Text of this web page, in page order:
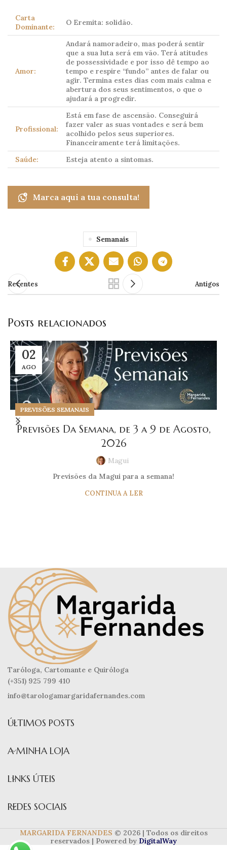
Carta
Dominante:
O Eremita: solidão.
Amor:
Andará namoradeiro, mas poderá sentir
que a sua luta será em vão. Terá atitudes
de possessividade e por isso dê tempo ao
tempo e respire “fundo” antes de falar ou
agir. Termina estes dias com mais calma e
abertura dos seus sentimentos, o que o
ajudará a progredir.
Profissional:
Está em fase de ascensão. Conseguirá
fazer valer as suas vontades e será bem
acolhido pelos seus superiores.
Financeiramente terá limitações.
Saúde:
Esteja atento a sintomas.
Marca aqui a tua consulta!
Semanais
Recentes Antigos
Posts relacionados
02
AGO
PREVISÕES SEMANAIS
Previsões Da Semana, de 3 a 9 de Agosto,
2026
Magui
Previsões da Magui para a semana!
CONTINUA A LER
Taróloga, Cartomante e Quiróloga
(+351) 925 799 410
info@tarologamargaridafernandes.com
ÚLTIMOS POSTS
A MINHA LOJA
LINKS ÚTEIS
REDES SOCIAIS
MARGARIDA FERNANDES © 2026 | Todos os direitos
reservados | Powered by DigitalWay